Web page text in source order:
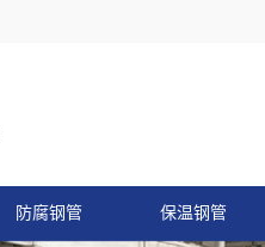
防腐钢管 保温钢管